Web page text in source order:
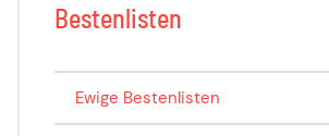
Bestenlisten
Ewige Bestenlisten